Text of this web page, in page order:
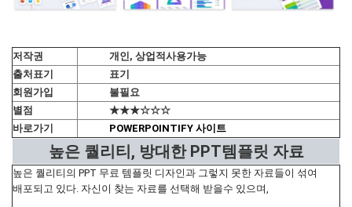
저작권
개인, 상업적사용가능
출처표기
표기
회원가입
불필요
별점
★★★☆☆☆
바로가기
POWERPOINTIFY 사이트
높은 퀄리티, 방대한 PPT템플릿 자료
높은 퀄리티의 PPT 무료 템플릿 디자인과 그렇지 못한 자료들이 섞여
배포되고 있다. 자신이 찾는 자료를 선택해 받을수 있으며,